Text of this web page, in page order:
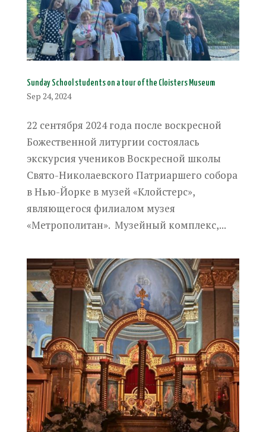
Sunday School students on a tour of the Cloisters Museum
Sep 24, 2024
22 сентября 2024 года после воскресной
Божественной литургии состоялась
экскурсия учеников Воскресной школы
Свято-Николаевского Патриаршего собора
в Нью-Йорке в музей «Клойстерс»,
являющегося филиалом музея
«Метрополитан». Музейный комплекс,...